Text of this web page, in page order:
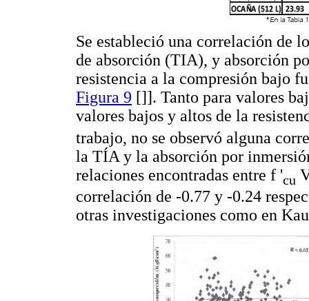
Se estableció una correlación de
de absorción (TIA), y absorción
resistencia a la compresión bajo
Figura 9 []]. Tanto para valores
valores bajos y altos de la
trabajo, no se observó alguna
la TÍA y la absorción por
relaciones encontradas entre f 'cu
correlación de -0.77 y -0.24
otras investigaciones como en